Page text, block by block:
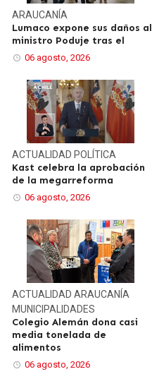
ARAUCANÍA
Lumaco expone sus daños al
ministro Poduje tras el
06 agosto, 2026
ACTUALIDAD POLÍTICA
Kast celebra la aprobación
de la megarreforma
06 agosto, 2026
ACTUALIDADARAUCANÍA
MUNICIPALIDADES
Colegio Alemán dona casi
media tonelada de
alimentos
06 agosto, 2026